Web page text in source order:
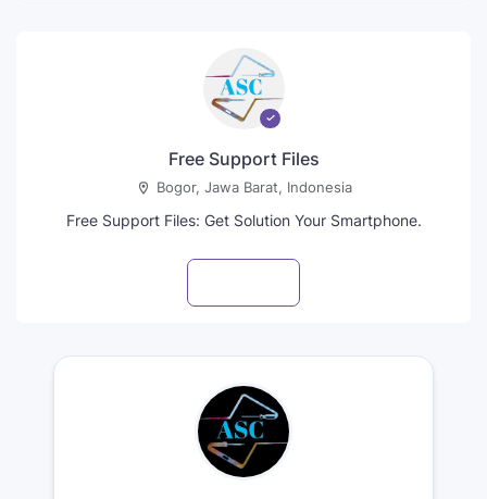
Free Support Files
Bogor, Jawa Barat, Indonesia
Free Support Files: Get Solution Your Smartphone.